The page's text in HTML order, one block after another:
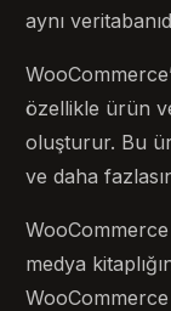
aynı
özellikle ürün
oluşturur. Bu
ve daha
medya